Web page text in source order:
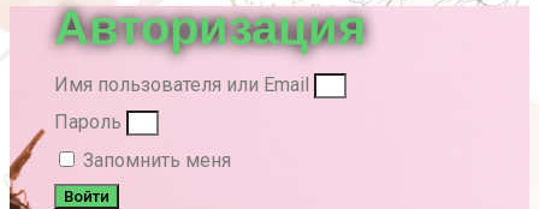
Авторизация
Имя пользователя или Email
Пароль
Запомнить меня
Войти